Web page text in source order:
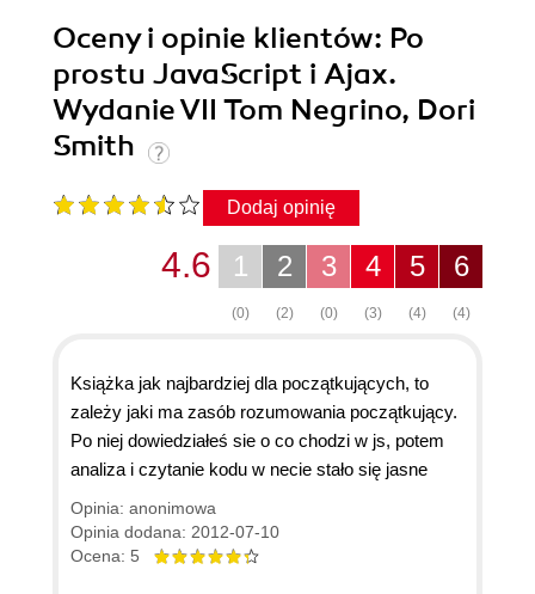
Oceny i opinie klientów: Po
prostu JavaScript i Ajax.
Wydanie VII Tom Negrino, Dori
Smith
Dodaj opinię
6
(4)
5
(4)
4
(3)
3
(0)
2
(2)
1
(0)
4.6
Książka jak najbardziej dla początkujących, to
zależy jaki ma zasób rozumowania początkujący.
Po niej dowiedziałeś sie o co chodzi w js, potem
analiza i czytanie kodu w necie stało się jasne
Opinia: anonimowa
Opinia dodana: 2012-07-10
Ocena: 5